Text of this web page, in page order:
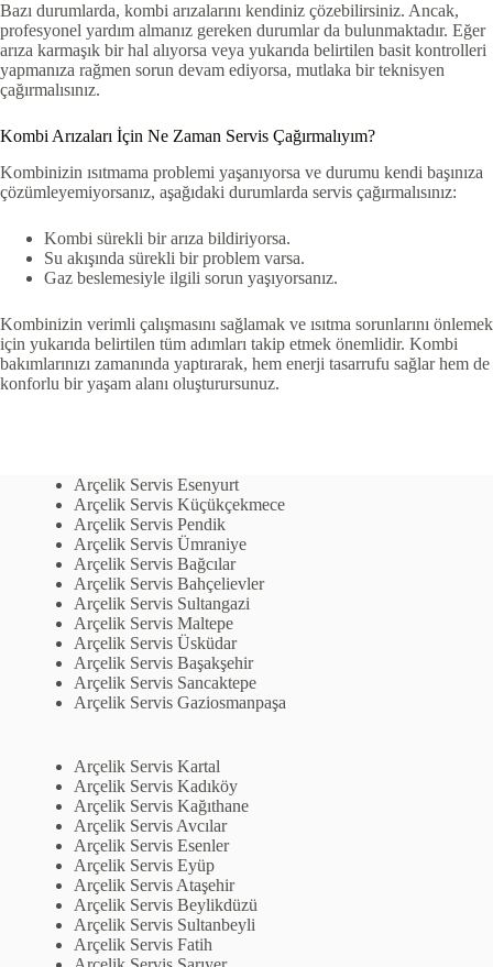
Bazı durumlarda, kombi arızalarını kendiniz çözebilirsiniz. Ancak,
profesyonel yardım almanız gereken durumlar da bulunmaktadır. Eğer
arıza karmaşık bir hal alıyorsa veya yukarıda belirtilen basit kontrolleri
yapmanıza rağmen sorun devam ediyorsa, mutlaka bir teknisyen
çağırmalısınız.
Kombi Arızaları İçin Ne Zaman Servis Çağırmalıyım?
Kombinizin ısıtmama problemi yaşanıyorsa ve durumu kendi başınıza
çözümleyemiyorsanız, aşağıdaki durumlarda servis çağırmalısınız:
Kombi sürekli bir arıza bildiriyorsa.
Su akışında sürekli bir problem varsa.
Gaz beslemesiyle ilgili sorun yaşıyorsanız.
Kombinizin verimli çalışmasını sağlamak ve ısıtma sorunlarını önlemek
için yukarıda belirtilen tüm adımları takip etmek önemlidir. Kombi
bakımlarınızı zamanında yaptırarak, hem enerji tasarrufu sağlar hem de
konforlu bir yaşam alanı oluşturursunuz.
Arçelik Servis Esenyurt
Arçelik Servis Küçükçekmece
Arçelik Servis Pendik
Arçelik Servis Ümraniye
Arçelik Servis Bağcılar
Arçelik Servis Bahçelievler
Arçelik Servis Sultangazi
Arçelik Servis Maltepe
Arçelik Servis Üsküdar
Arçelik Servis Başakşehir
Arçelik Servis Sancaktepe
Arçelik Servis Gaziosmanpaşa
Arçelik Servis Kartal
Arçelik Servis Kadıköy
Arçelik Servis Kağıthane
Arçelik Servis Avcılar
Arçelik Servis Esenler
Arçelik Servis Eyüp
Arçelik Servis Ataşehir
Arçelik Servis Beylikdüzü
Arçelik Servis Sultanbeyli
Arçelik Servis Fatih